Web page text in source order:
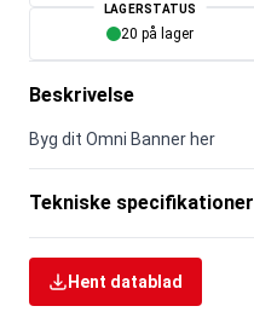
LAGERSTATUS
20 på lager
Beskrivelse
Byg dit Omni Banner her
Tekniske specifikationer
Hent datablad